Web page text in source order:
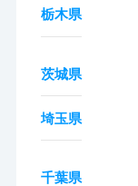
栃木県
茨城県
埼玉県
千葉県